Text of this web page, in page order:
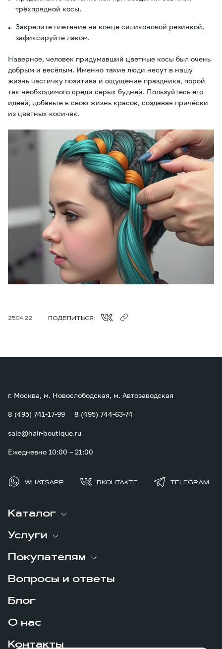
трёхпрядной косы.
Закрепите плетение на конце силиконовой резинкой,
зафиксируйте лаком.
Наверное, человек придумавший цветные косы был очень
добрым и весёлым. Именно такие люди несут в нашу
жизнь частичку позитива и ощущение праздника, порой
так необходимого среди серых будней. Пользуйтесь его
идеей, добавьте в свою жизнь красок, создавая причёски
из цветных косичек.
25.04.22 ПОДЕЛИТЬСЯ:
Каталог
Услуги
Покупателям
Вопросы и ответы
Блог
О нас
Контакты
г. Москва, м. Новослободская, м. Автозаводская
8 (495) 741-17-99 8 (495) 744-63-74
sale@hair-boutique.ru
Ежедневно 10:00 – 21:00
WHATSAPP ВКОНТАКТЕ TELEGRAM